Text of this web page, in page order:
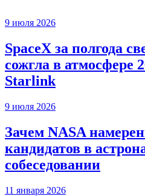
9 июля 2026
SpaceX за полгода
сожгла в атмосфере
Starlink
9 июля 2026
Зачем NASA
кандидатов в
собеседовании
11 января 2026